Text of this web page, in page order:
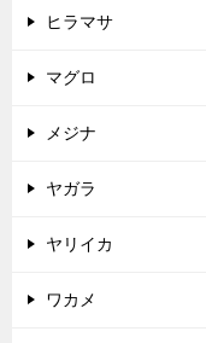
ヒラマサ
マグロ
メジナ
ヤガラ
ヤリイカ
ワカメ